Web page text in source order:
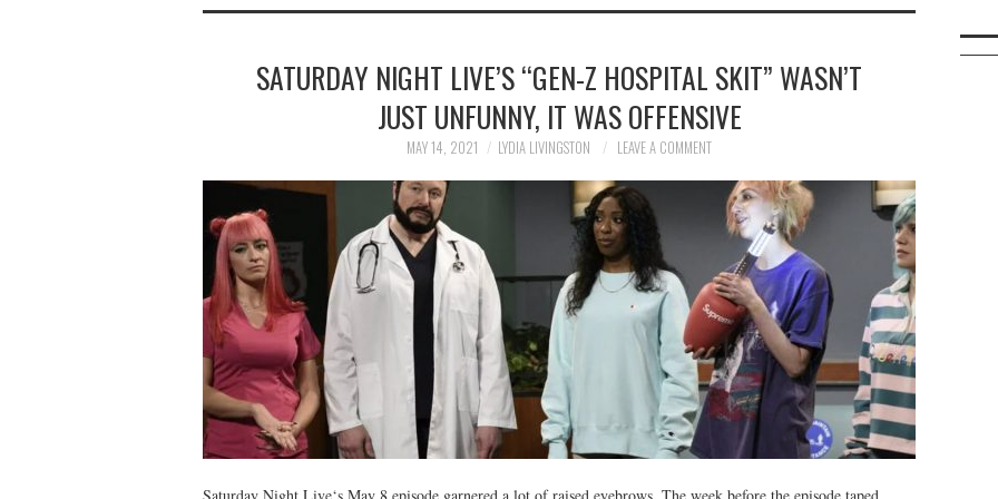
SATURDAY NIGHT LIVE’S “GEN-Z HOSPITAL SKIT” WASN’T
JUST UNFUNNY, IT WAS OFFENSIVE
MAY 14, 2021 LYDIA LIVINGSTON LEAVE A COMMENT
Saturday Night Live‘s May 8 episode garnered a lot of raised eyebrows. The week before the episode taped,